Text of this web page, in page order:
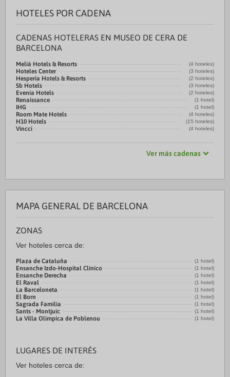
HOTELES POR CADENA
CADENAS HOTELERAS EN MUSEO DE CERA DE
BARCELONA
Meliá Hotels & Resorts (4 hoteles)
Hoteles Center (3 hoteles)
Hesperia Hotels & Resorts (2 hoteles)
Sb Hotels (3 hoteles)
Evenia Hotels (2 hoteles)
Renaissance (1 hotel)
IHG (1 hotel)
Room Mate Hotels (4 hoteles)
H10 Hotels (15 hoteles)
Vincci (4 hoteles)
Ver más cadenas
MAPA GENERAL DE BARCELONA
ZONAS
Ver hoteles cerca de:
Plaza de Cataluña (1 hotel)
Ensanche Izdo-Hospital Clínico (1 hotel)
Ensanche Derecha (1 hotel)
El Raval (1 hotel)
La Barceloneta (1 hotel)
El Born (1 hotel)
Sagrada Familia (1 hotel)
Sants - Montjuic (1 hotel)
La Villa Olímpica de Poblenou (1 hotel)
LUGARES DE INTERÉS
Ver hoteles cerca de: